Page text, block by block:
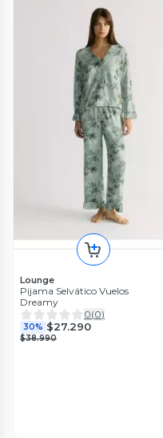
Lounge
Pijama Selvático Vuelos
Dreamy
0(0)
30% $27.290
$38.990